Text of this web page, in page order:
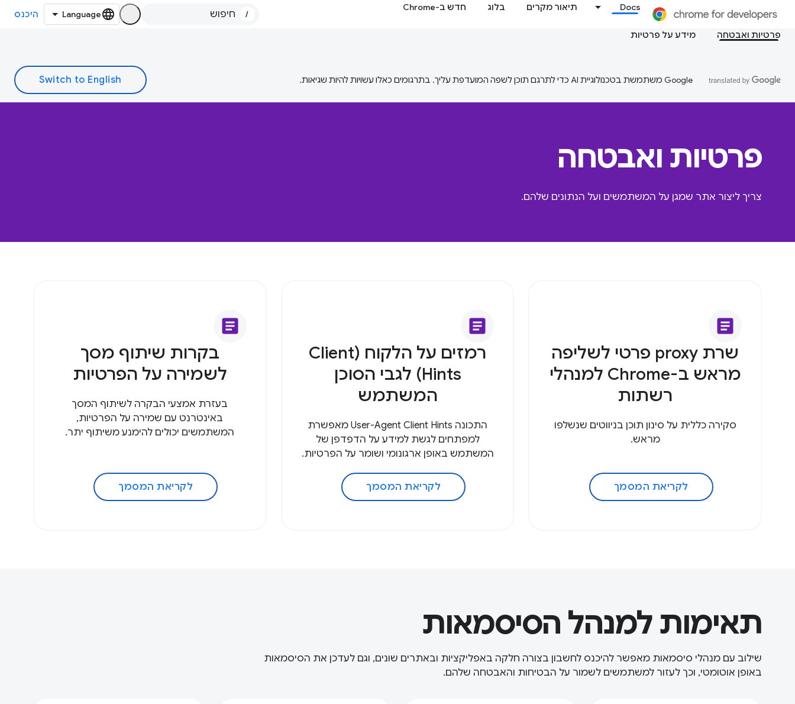
Docs תיאור מקרים בלוג חדש ב-Chrome
/
היכנס
פרטיות ואבטחה
מידע על פרטיות
‫Google משתמשת בטכנולוגיית AI כדי לתרגם תוכן לשפה המועדפת עליך. בתרגומים כאלו עשויות להיות שגיאות.
פרטיות ואבטחה
צריך ליצור אתר שמגן על המשתמשים ועל הנתונים שלהם.
article
שרת proxy פרטי לשליפה
מראש ב-Chrome למנהלי
רשתות
סקירה כללית על סינון תוכן בניווטים שנשלפו
מראש.
לקריאת המסמך
article
רמזים על הלקוח (Client
Hints) לגבי הסוכן
המשתמש
התכונה User-Agent Client Hints מאפשרת
למפתחים לגשת למידע על הדפדפן של
המשתמש באופן ארגונומי ושומר על הפרטיות.
לקריאת המסמך
article
בקרות שיתוף מסך
לשמירה על הפרטיות
בעזרת אמצעי הבקרה לשיתוף המסך
באינטרנט עם שמירה על הפרטיות,
המשתמשים יכולים להימנע משיתוף יתר.
לקריאת המסמך
תאימות למנהל הסיסמאות
שילוב עם מנהלי סיסמאות מאפשר להיכנס לחשבון בצורה חלקה באפליקציות ובאתרים שונים, וגם לעדכן את הסיסמאות
באופן אוטומטי, וכך לעזור למשתמשים לשמור על הבטיחות והאבטחה שלהם.